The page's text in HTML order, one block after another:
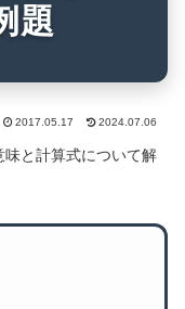
題
2017.05.17 2024.07.06
と計算式について解